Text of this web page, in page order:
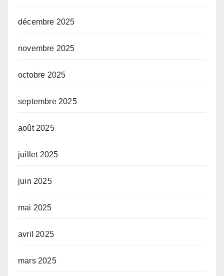
décembre 2025
novembre 2025
octobre 2025
septembre 2025
août 2025
juillet 2025
juin 2025
mai 2025
avril 2025
mars 2025